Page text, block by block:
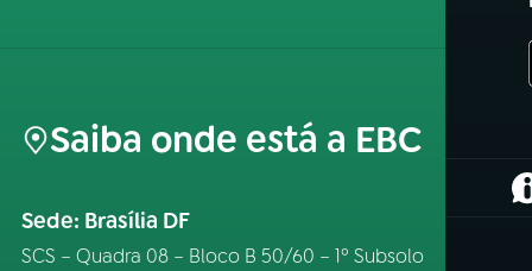
Saiba onde está a EBC
Sede: Brasília DF
SCS – Quadra 08 – Bloco B 50/60 – 1º Subsolo